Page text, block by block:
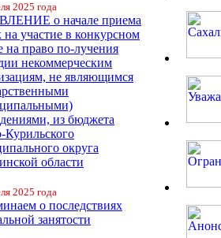
2025 года
о начале приема
на участие в конкурсном
на право по-лучения
некоммерческим
не являющимся
из бюджета
округа
области
2025 года
о последствиях
занятости